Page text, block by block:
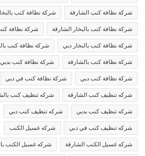
شركة نظافة كنب الشارقة شركة نظافة كنب
شركة نظافة كنب بالبخار الشارقة شركة نظافة
شركة نظافة كنب بالبخار دبي شركة نظافة كنب
شركة نظافة كنب بالشارقة شركة نظافة كنب بدبي
شركة نظافة كنب دبي شركة نظافة كنب في دبي
شركه تنظيف كنب الشارقة شركه تنظيف كنب
شركه تنظيف كنب بدبي شركه تنظيف كنب دبي
شركه تنظيف كنب في دبي شركه غسيل الكنب
شركه غسيل الكنب الشارقة شركه غسيل الكنب